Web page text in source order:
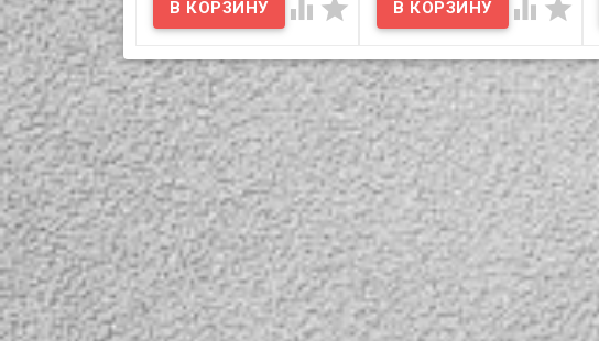
Амуниция (сбруя)
отличного качества с
регулируемым ремешком.
 
Амуниция (сбруя)
отличного качества с
регулируемым ремешком.
 